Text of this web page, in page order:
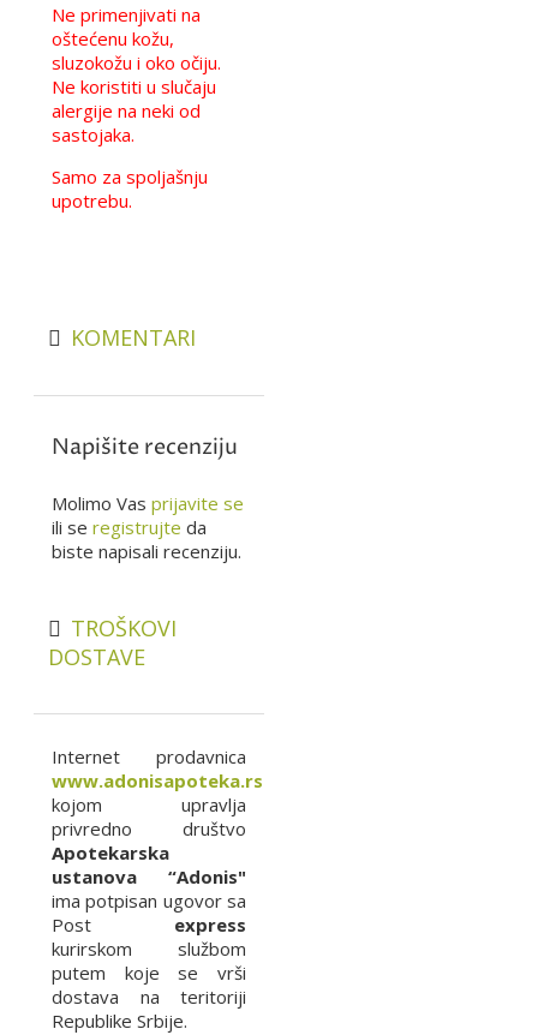
Ne primenjivati na
oštećenu kožu,
sluzokožu i oko očiju.
Ne koristiti u slučaju
alergije na neki od
sastojaka.
Samo za spoljašnju
upotrebu.
KOMENTARI
Napišite recenziju
Molimo Vas prijavite se
ili se registrujte da
biste napisali recenziju.
TROŠKOVI
DOSTAVE
Internet prodavnica
www.adonisapoteka.rs
kojom upravlja
privredno društvo
Apotekarska
ustanova “Adonis"
ima potpisan ugovor sa
Post express
kurirskom službom
putem koje se vrši
dostava na teritoriji
Republike Srbije.